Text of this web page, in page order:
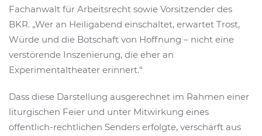
Fachanwalt für Arbeitsrecht sowie Vorsitzender des
BKR. „Wer an Heiligabend einschaltet, erwartet Trost,
Würde und die Botschaft von Hoffnung – nicht eine
verstörende Inszenierung, die eher an
Experimentaltheater erinnert.“
Dass diese Darstellung ausgerechnet im Rahmen einer
liturgischen Feier und unter Mitwirkung eines
öffentlich-rechtlichen Senders erfolgte, verschärft aus